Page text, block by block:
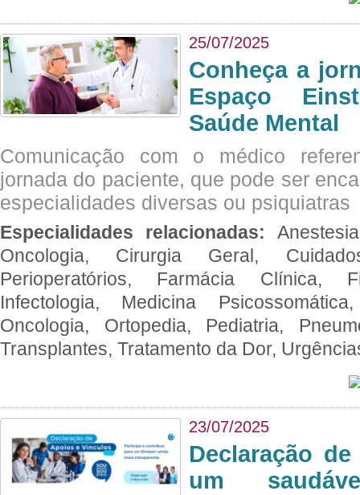
25/07/2025
Conheça a
Espaço
Saúde Mental
Comunicação com o médico
jornada do paciente, que pode ser
especialidades diversas ou psiquiatras
Especialidades relacionadas:
Oncologia, Cirurgia Geral,
Perioperatórios, Farmácia Clínica,
Infectologia, Medicina
Oncologia, Ortopedia, Pediatria,
Transplantes, Tratamento da Dor,
23/07/2025
Declaração
um